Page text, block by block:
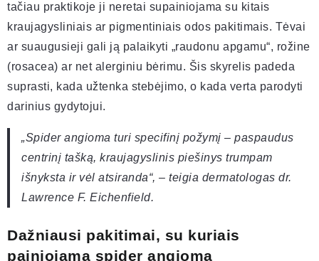
tačiau praktikoje ji neretai supainiojama su kitais
kraujagysliniais ar pigmentiniais odos pakitimais. Tėvai
ar suaugusieji gali ją palaikyti „raudonu apgamu“, rožine
(rosacea) ar net alerginiu bėrimu. Šis skyrelis padeda
suprasti, kada užtenka stebėjimo, o kada verta parodyti
darinius gydytojui.
„Spider angioma turi specifinį požymį – paspaudus
centrinį tašką, kraujagyslinis piešinys trumpam
išnyksta ir vėl atsiranda“, – teigia dermatologas dr.
Lawrence F. Eichenfield.
Dažniausi pakitimai, su kuriais
painiojama spider angioma